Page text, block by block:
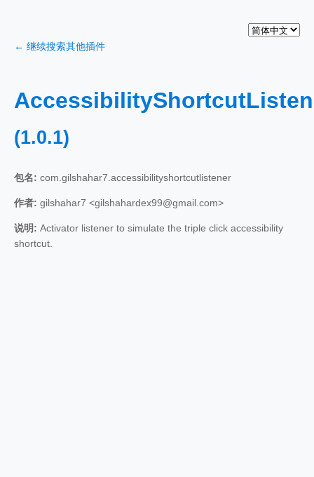
← 继续搜索其他插件
(1.0.1)
包名: com.gilshahar7.accessibilityshortcutlistener
作者: gilshahar7 <gilshahardex99@gmail.com>
说明: Activator listener to simulate the triple click accessibility
shortcut.